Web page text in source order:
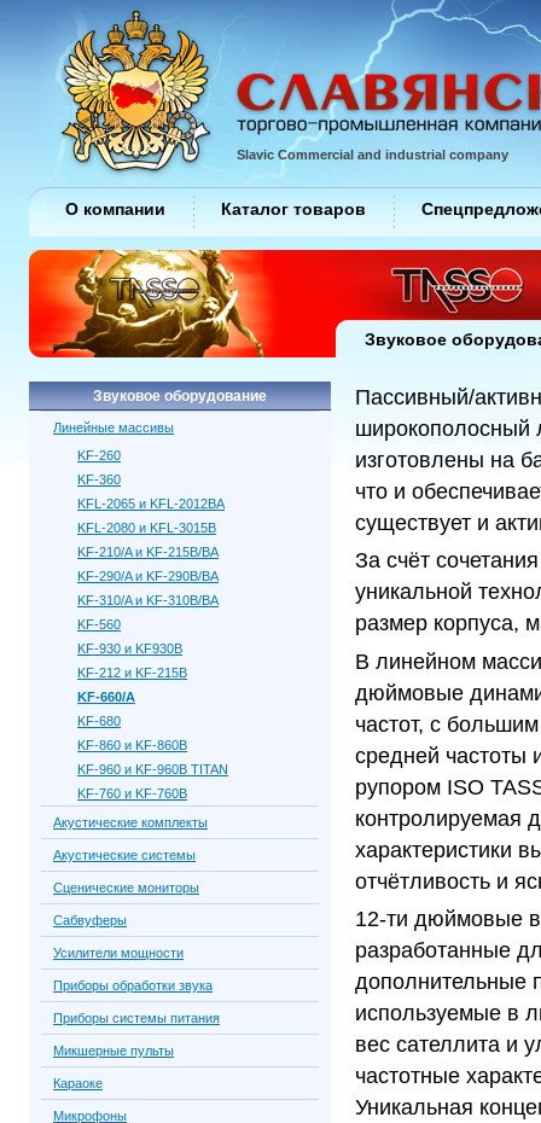
Пассивный/
широкополосный
изготовлены на
что и
существует и
За счёт
уникальной
размер корпуса,
В линейном
дюймовые
частот, с
средней частоты
рупором ISO
контролируемая
характеристики
отчётливость и
12-ти дюймовые
разработанные
дополнительные
используемые в
вес сателлита и
частотные
Уникальная
Звуковое оборудование
Линейные массивы
KF-260
KF-360
KFL-2065 и KFL-2012BA
KFL-2080 и KFL-3015B
KF-210/A и KF-215B/BA
KF-290/A и KF-290B/BA
KF-310/A и KF-310B/BA
KF-560
KF-930 и KF930B
KF-212 и KF-215B
KF-660/A
KF-680
KF-860 и KF-860B
KF-960 и KF-960B TITAN
KF-760 и KF-760B
Акустические комплекты
Акустические системы
Сценические мониторы
Сабвуферы
Усилители мощности
Приборы обработки звука
Приборы системы питания
Микшерные пульты
Караоке
Микрофоны
Slavic Commercial and industrial company
О компании Каталог товаров
Звуковое